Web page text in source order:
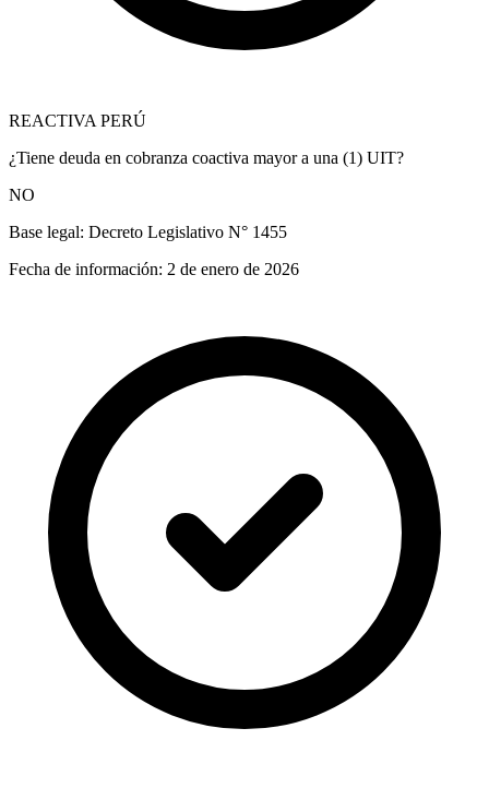
REACTIVA PERÚ
¿Tiene deuda en cobranza coactiva mayor a una (1) UIT?
NO
Base legal: Decreto Legislativo N° 1455
Fecha de información: 2 de enero de 2026